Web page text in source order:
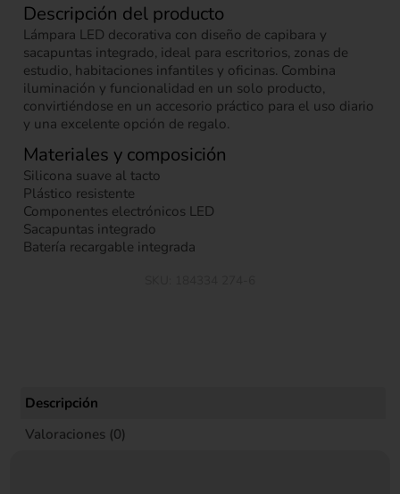
Descripción del producto
Lámpara LED decorativa con diseño de capibara y
sacapuntas integrado, ideal para escritorios, zonas de
estudio, habitaciones infantiles y oficinas. Combina
iluminación y funcionalidad en un solo producto,
convirtiéndose en un accesorio práctico para el uso diario
y una excelente opción de regalo.
Materiales y composición
Silicona suave al tacto
Plástico resistente
Componentes electrónicos LED
Sacapuntas integrado
Batería recargable integrada
Descripción
Valoraciones (0)